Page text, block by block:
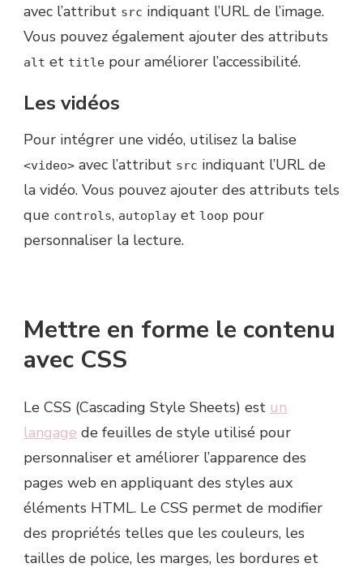
avec l’attribut src indiquant l’URL de l’image.
Vous pouvez également ajouter des attributs
alt et title pour améliorer l’accessibilité.
Les vidéos
Pour intégrer une vidéo, utilisez la balise
<video> avec l’attribut src indiquant l’URL de
la vidéo. Vous pouvez ajouter des attributs tels
que controls, autoplay et loop pour
personnaliser la lecture.
Mettre en forme le contenu
avec CSS
Le CSS (Cascading Style Sheets) est un
langage de feuilles de style utilisé pour
personnaliser et améliorer l’apparence des
pages web en appliquant des styles aux
éléments HTML. Le CSS permet de modifier
des propriétés telles que les couleurs, les
tailles de police, les marges, les bordures et